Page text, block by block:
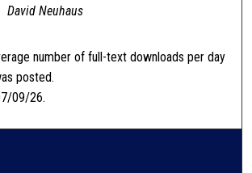
David Neuhaus
number of full-text downloads per day
posted.
09/26.